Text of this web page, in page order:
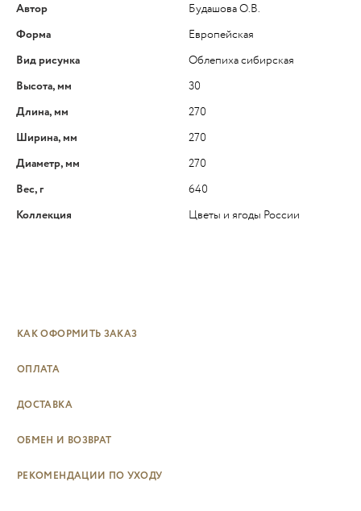
Автор
Будашова О.В.
Форма
Европейская
Вид рисунка
Облепиха сибирская
Высота, мм
30
Длина, мм
270
Ширина, мм
270
Диаметр, мм
270
Вес, г
640
Коллекция
Цветы и ягоды России
КАК ОФОРМИТЬ ЗАКАЗ
ОПЛАТА
ДОСТАВКА
ОБМЕН И ВОЗВРАТ
РЕКОМЕНДАЦИИ ПО УХОДУ